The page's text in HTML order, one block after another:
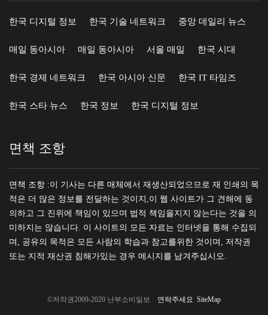
한국 디지털 정보 한국 기술 네트워크 중앙 데일리 뉴스
매일 동아시아 매일 동아시아 서울 매일 한국 시대
한국 경제 네트워크 한국 아시아 신문 한국 IT 타임즈
한국 스타 뉴스 한국 정보 한국 디지털 정보
면책 조항
면책 조항 :이 기사는 다른 매체에서 재생산되었으므로 재 인쇄의 목
적은 더 많은 정보를 전달하는 것이지,이 웹 사이트가 그 견해에 동
의하고 그 진위에 책임이 있으며 법적 책임을지지 않는다는 것을 의
미하지는 않습니다. 이 사이트의 모든 자료는 인터넷을 통해 수집되
며, 공유의 목적은 모든 사람의 학습과 참고를위한 것이며, 저작권
또는 지적 재산권 침해가있는 경우 메시지를 남겨주십시오.
©저작권2009-2020 난부소비일보 연락주세요 SiteMap